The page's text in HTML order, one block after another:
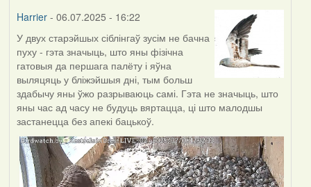
Harrier- 06.07.2025 - 16:22
У двух старэйшых сіблінгаў зусім не бачна
пуху - гэта значыць, што яны фізічна
гатовыя да першага палёту і яўна
выляцяць у бліжэйшыя дні, тым больш
здабычу яны ўжо разрываюць самі. Гэта не значыць, што
яны час ад часу не будуць вяртацца, ці што малодшы
застанецца без апекі бацькоў.